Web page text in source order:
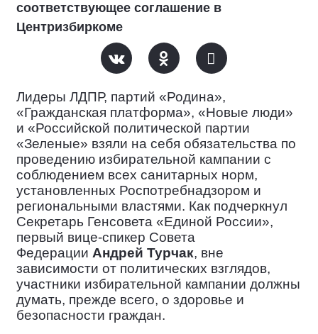
соответствующее соглашение в
Центризбиркоме
Лидеры ЛДПР, партий «Родина»,
«Гражданская платформа», «Новые люди»
и «Российской политической партии
«Зеленые» взяли на себя обязательства по
проведению избирательной кампании с
соблюдением всех санитарных норм,
установленных Роспотребнадзором и
региональными властями. Как подчеркнул
Секретарь Генсовета «Единой России»,
первый вице-спикер Совета
Федерации Андрей Турчак, вне
зависимости от политических взглядов,
участники избирательной кампании должны
думать, прежде всего, о здоровье и
безопасности граждан.